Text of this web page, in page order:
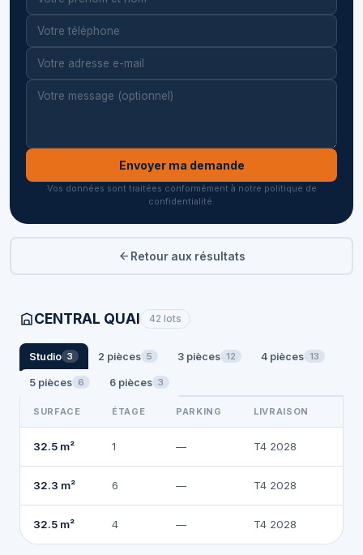
Envoyer ma demande
Vos données sont traitées conformément à notre politique de
confidentialité.
Retour aux résultats
CENTRAL QUAI 42 lots
Studio 3 2 pièces 5 3 pièces 12 4 pièces 13
5 pièces 6 6 pièces 3
SURFACE ÉTAGE PARKING LIVRAISON
32.5 m² 1 — T4 2028
32.3 m² 6 — T4 2028
32.5 m² 4 — T4 2028